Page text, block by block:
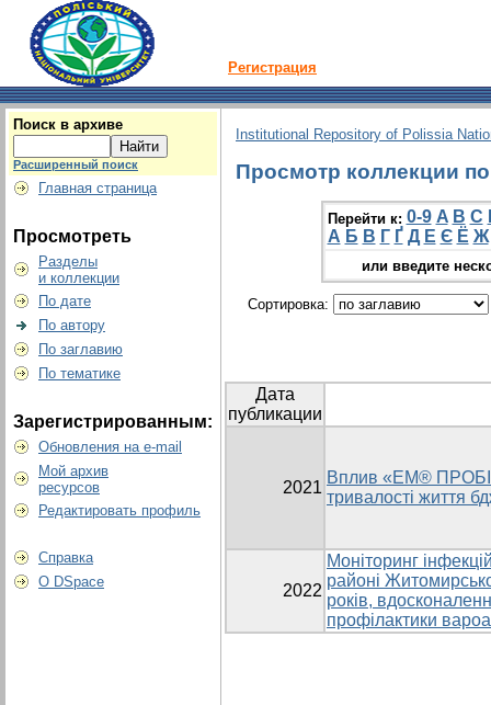
Регистрация
Поиск в архиве
Расширенный поиск
Главная страница
Просмотреть
Разделы
и коллекции
По дате
По автору
По заглавию
По тематике
Зарегистрированным:
Обновления на e-mail
Мой архив
ресурсов
Редактировать профиль
Справка
О DSpace
Institutional Repository of Polissia
Просмотр коллекции
Перейти к: 0-9 A B C
А Б В Г Ґ Д Е Є Ё Ж
или введите
Сортировка:
Дата
публикации
2021
Вплив «ЕМ®
тривалості життя
2022
Моніторинг
районі
років,
профілактики